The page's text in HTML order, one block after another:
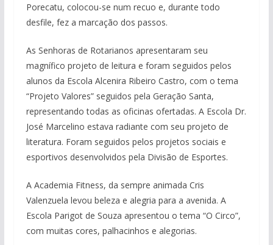
Porecatu, colocou-se num recuo e, durante todo
desfile, fez a marcação dos passos.
As Senhoras de Rotarianos apresentaram seu
magnífico projeto de leitura e foram seguidos pelos
alunos da Escola Alcenira Ribeiro Castro, com o tema
“Projeto Valores” seguidos pela Geração Santa,
representando todas as oficinas ofertadas. A Escola Dr.
José Marcelino estava radiante com seu projeto de
literatura. Foram seguidos pelos projetos sociais e
esportivos desenvolvidos pela Divisão de Esportes.
A Academia Fitness, da sempre animada Cris
Valenzuela levou beleza e alegria para a avenida. A
Escola Parigot de Souza apresentou o tema “O Circo”,
com muitas cores, palhacinhos e alegorias.